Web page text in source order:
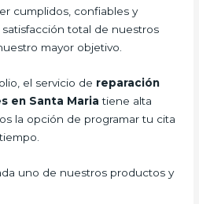
cumplidos, confiables y
total de nuestros
mayor objetivo.
el servicio de reparación
en Santa Maria tiene alta
la opción de programar tu cita
uno de nuestros productos y